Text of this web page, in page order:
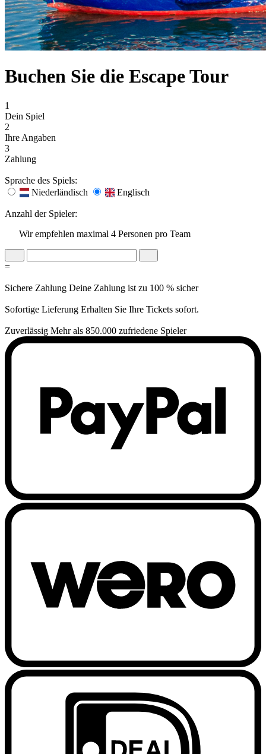
Buchen Sie die Escape Tour
1
Dein Spiel
2
Ihre Angaben
3
Zahlung
Sprache des Spiels:
Niederländisch
Englisch
Anzahl der Spieler:
Wir empfehlen maximal 4 Personen pro Team
=
Sichere Zahlung Deine Zahlung ist zu 100 % sicher
Sofortige Lieferung Erhalten Sie Ihre Tickets sofort.
Zuverlässig Mehr als 850.000 zufriedene Spieler